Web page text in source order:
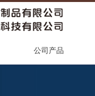
公司产品